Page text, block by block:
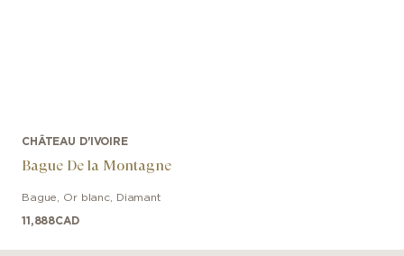
CHÂTEAU D'IVOIRE
Bague De la Montagne
Bague Or blanc Diamant
11,888CAD